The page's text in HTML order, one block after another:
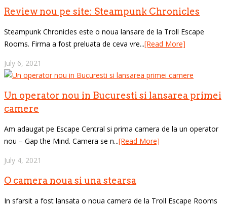
Review nou pe site: Steampunk Chronicles
Steampunk Chronicles este o noua lansare de la Troll Escape
Rooms. Firma a fost preluata de ceva vre...[Read More]
July 6, 2021
Un operator nou in Bucuresti si lansarea primei
camere
Am adaugat pe Escape Central si prima camera de la un operator
nou – Gap the Mind. Camera se n...[Read More]
July 4, 2021
O camera noua si una stearsa
In sfarsit a fost lansata o noua camera de la Troll Escape Rooms